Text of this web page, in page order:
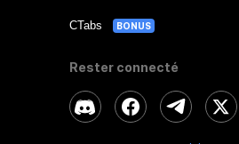
CTabs BONUS
Rester connecté